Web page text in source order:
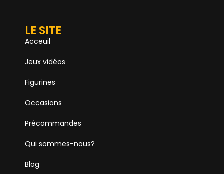
LE SITE
Acceuil
Jeux vidéos
Figurines
Occasions
Précommandes
Qui sommes-nous?
Blog